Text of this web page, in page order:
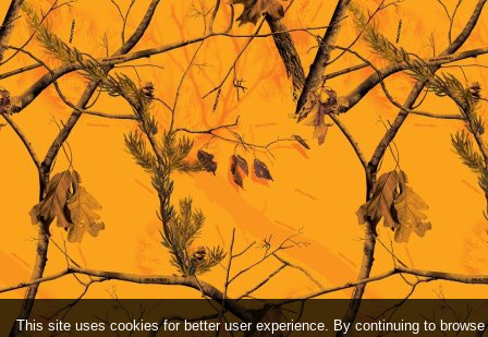
This site uses cookies for better user experience. By continuing to